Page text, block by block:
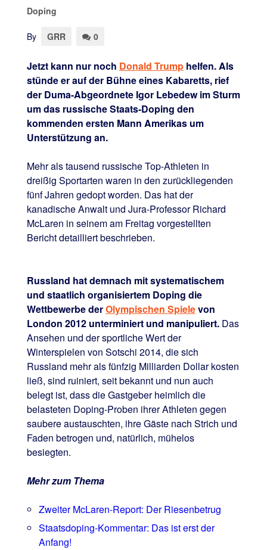
Doping
By GRR 0
Jetzt kann nur noch Donald Trumphelfen. Als
stünde er auf der Bühne eines Kabaretts, rief
der Duma-Abgeordnete Igor Lebedew im Sturm
um das russische Staats-Doping den
kommenden ersten Mann Amerikas um
Unterstützung an.
Mehr als tausend russische Top-Athleten in
dreißig Sportarten waren in den zurückliegenden
fünf Jahren gedopt worden. Das hat der
kanadische Anwalt und Jura-Professor Richard
McLaren in seinem am Freitag vorgestellten
Bericht detailliert beschrieben.
Russland hat demnach mit systematischem
und staatlich organisiertem Doping die
Wettbewerbe derOlympischen Spielevon
London 2012 unterminiert und manipuliert. Das
Ansehen und der sportliche Wert der
Winterspielen von Sotschi 2014, die sich
Russland mehr als fünfzig Milliarden Dollar kosten
ließ, sind ruiniert, seit bekannt und nun auch
belegt ist, dass die Gastgeber heimlich die
belasteten Doping-Proben ihrer Athleten gegen
saubere austauschten, ihre Gäste nach Strich und
Faden betrogen und, natürlich, mühelos
besiegten.
Mehr zum Thema
Zweiter McLaren-Report: Der Riesenbetrug
Staatsdoping-Kommentar: Das ist erst der
Anfang!